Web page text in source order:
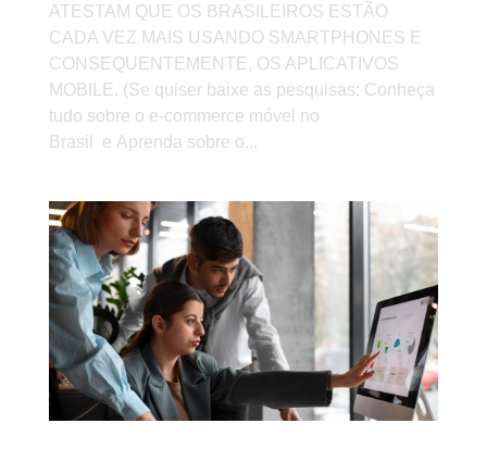
ATESTAM QUE OS BRASILEIROS ESTÃO
CADA VEZ MAIS USANDO SMARTPHONES E
CONSEQUENTEMENTE, OS APLICATIVOS
MOBILE. (Se quiser baixe as pesquisas: Conheça
tudo sobre o e-commerce móvel no
Brasil e Aprenda sobre o...